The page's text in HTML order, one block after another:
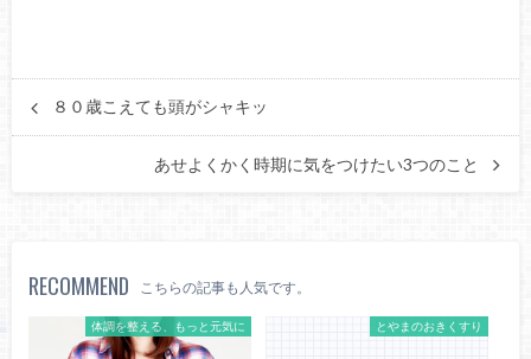
８０歳こえても頭がシャキッ
あせよくかく時期に気をつけたい3つのこと
RECOMMEND こちらの記事も人気です。
体調を整える、もっと元気に とやまのおきくすり